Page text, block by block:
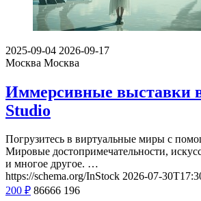
2025-09-04 2026-09-17
Москва Москва
Иммерсивные выставки
Studio
Погрузитесь в виртуальные миры с
Мировые достопримечательности,
и многое другое. …
https://schema.org/InStock 2026-07-
200 ₽ 86666 196